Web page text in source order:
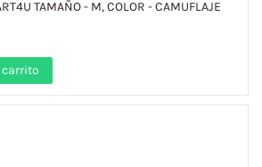
TAMAÑO - M, COLOR - CAMUFLAJE
carrito